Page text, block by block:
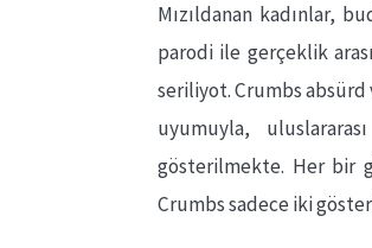
Mızıldanan kadınlar,
parodi ile gerçeklik
seriliyot. Crumbs absürd
uyumuyla,
gösterilmekte. Her bir
Crumbs sadece iki